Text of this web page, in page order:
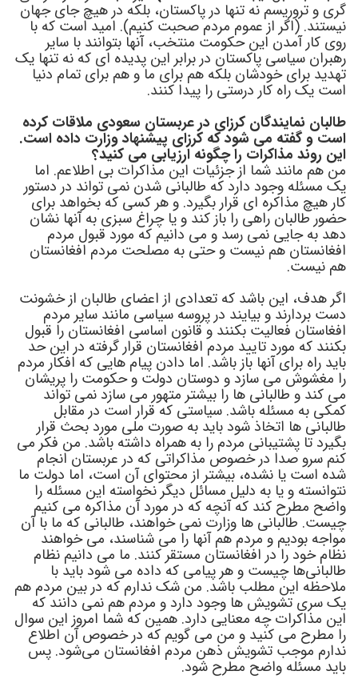
گری و تروریسم نه تنها در پاکستان، بلکه در هیچ جای جهان
نیستند. (اگر از عموم مردم صحبت کنیم). امید است که با
روی کار آمدن این حکومت منتخب، آنها بتوانند با سایر
رهبران سیاسی پاکستان در برابر این پدیده ای که نه تنها یک
تهدید برای خودشان بلکه هم برای ما و هم برای تمام دنیا
است یک راه کار درستی را پیدا کنند.
طالبان نمایندگان کرزای در عربستان سعودی ملاقات کرده
است و گفته می شود که کرزای پیشنهاد وزارت داده است.
این روند مذاکرات را چگونه ارزیابی می کنید؟
من هم مانند شما از جزئیات این مذاکرات بی اطلاعم. اما
یک مسئله وجود دارد که طالبانی شدن نمی تواند در دستور
کار هیچ مذاکره ای قرار بگیرد. و هر کسی که بخواهد برای
حضور طالبان راهی را باز کند و یا چراغ سبزی به آنها نشان
دهد به جایی نمی رسد و می دانیم که مورد قبول مردم
افغانستان هم نیست و حتی به مصلحت مردم افغانستان
هم نیست.
اگر هدف، این باشد که تعدادی از اعضای طالبان از خشونت
دست بردارند و بیایند در پروسه سیاسی مانند سایر مردم
افغاستان فعالیت بکنند و قانون اساسی افغانستان را قبول
بکنند که مورد تایید مردم افغانستان قرار گرفته در این حد
باید راه برای آنها باز باشد. اما دادن پیام هایی که افکار مردم
را مغشوش می سازد و دوستان دولت و حکومت را پریشان
می کند و طالبانی ها را بیشتر متهور می سازد نمی تواند
کمکی به مسئله باشد. سیاستی که قرار است در مقابل
طالبانی ها اتخاذ شود باید به صورت ملی مورد بحث قرار
بگیرد تا پشتیبانی مردم را به همراه داشته باشد. من فکر می
کنم سرو صدا در خصوص مذاکراتی که در عربستان انجام
شده است یا نشده، بیشتر از محتوای آن است، اما دولت ما
نتوانسته و یا به دلیل مسائل دیگر نخواسته این مسئله را
واضح مطرح کند که آنچه که در مورد آن مذاکره می کنیم
چیست. طالبانی ها وزارت نمی خواهند، طالبانی که ما با آن
مواجه بودیم و مردم هم آنها را می شناسند، می خواهند
نظام خود را در افغانستان مستقر کنند. ما می دانیم نظام
طالبانی‌ها چیست و هر پیامی که داده می شود باید با
ملاحظه این مطلب باشد. من شک ندارم که در بین مردم هم
یک سری تشویش ها وجود دارد و مردم هم نمی دانند که
این مذاکرات چه معنایی دارد. همین که شما امروز این سوال
را مطرح می کنید و من می گویم که در خصوص آن اطلاع
ندارم موجب تشویش ذهن مردم افغانستان می‌شود. پس
باید مسئله واضح مطرح شود.